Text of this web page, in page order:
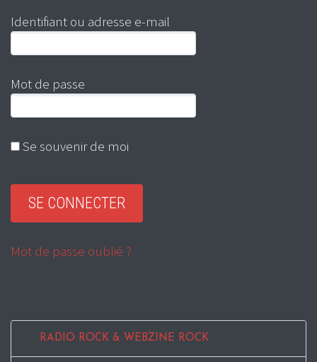
Identifiant ou adresse e-mail
Mot de passe
Se souvenir de moi
Mot de passe oublié ?
RADIO ROCK & WEBZINE ROCK